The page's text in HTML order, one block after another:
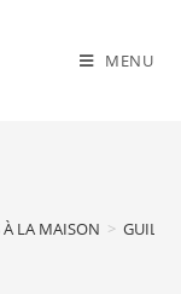
MENU
À LA MAISON >